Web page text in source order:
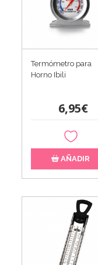
Termómetro para
Horno Ibili
6,95€
AÑADIR